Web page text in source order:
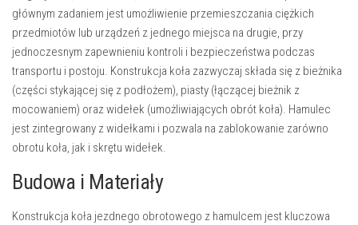
głównym zadaniem jest umożliwienie przemieszczania ciężkich
przedmiotów lub urządzeń z jednego miejsca na drugie, przy
jednoczesnym zapewnieniu kontroli i bezpieczeństwa podczas
transportu i postoju. Konstrukcja koła zazwyczaj składa się z bieżnika
(części stykającej się z podłożem), piasty (łączącej bieżnik z
mocowaniem) oraz widełek (umożliwiających obrót koła). Hamulec
jest zintegrowany z widełkami i pozwala na zablokowanie zarówno
obrotu koła, jak i skrętu widełek.
Budowa i Materiały
Konstrukcja koła jezdnego obrotowego z hamulcem jest kluczowa